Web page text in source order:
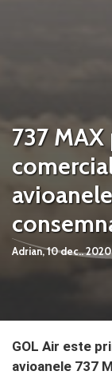
737
Adrian,10 dec.. 2020
GOL Air este
avioanele 737